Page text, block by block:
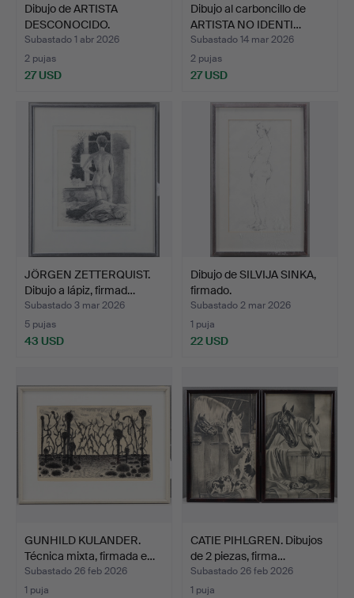
Dibujo de ARTISTA
DESCONOCIDO.
Subastado 1 abr 2026
2 pujas
27 USD
Dibujo al carboncillo de
ARTISTA NO IDENTI…
Subastado 14 mar 2026
2 pujas
27 USD
JÖRGEN ZETTERQUIST.
Dibujo a lápiz, firmad…
Subastado 3 mar 2026
5 pujas
43 USD
Dibujo de SILVIJA SINKA,
firmado.
Subastado 2 mar 2026
1 puja
22 USD
GUNHILD KULANDER.
Técnica mixta, firmada e…
Subastado 26 feb 2026
1 puja
CATIE PIHLGREN. Dibujos
de 2 piezas, firma…
Subastado 26 feb 2026
1 puja